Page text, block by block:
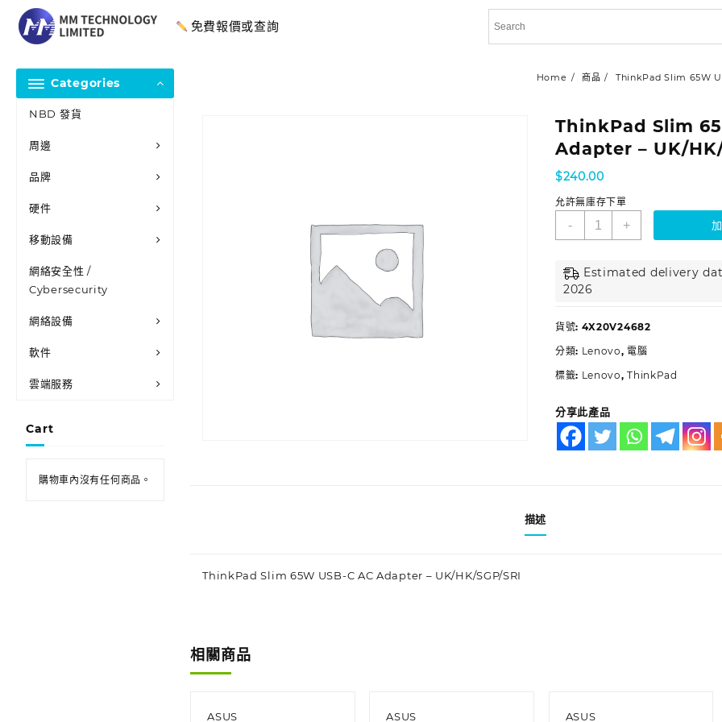
免費報價或查詢
Categories
NBD 發貨
周邊
品牌
硬件
移動設備
網絡安全性 /
Cybersecurity
網絡設備
軟件
雲端服務
Cart
購物車內沒有任何商品。
Home 商品 ThinkPad Slim 65W
ThinkPad Slim
Adapter – UK/
$240.00
允許無庫存下單
- +
Estimated delivery
2026
貨號: 4X20V24682
分類: Lenovo, 電腦
標籤: Lenovo,ThinkPad
分享此產品
描述
ThinkPad Slim 65W USB-C AC Adapter – UK/HK/SGP/SRI
相關商品
ASUS ASUS ASUS